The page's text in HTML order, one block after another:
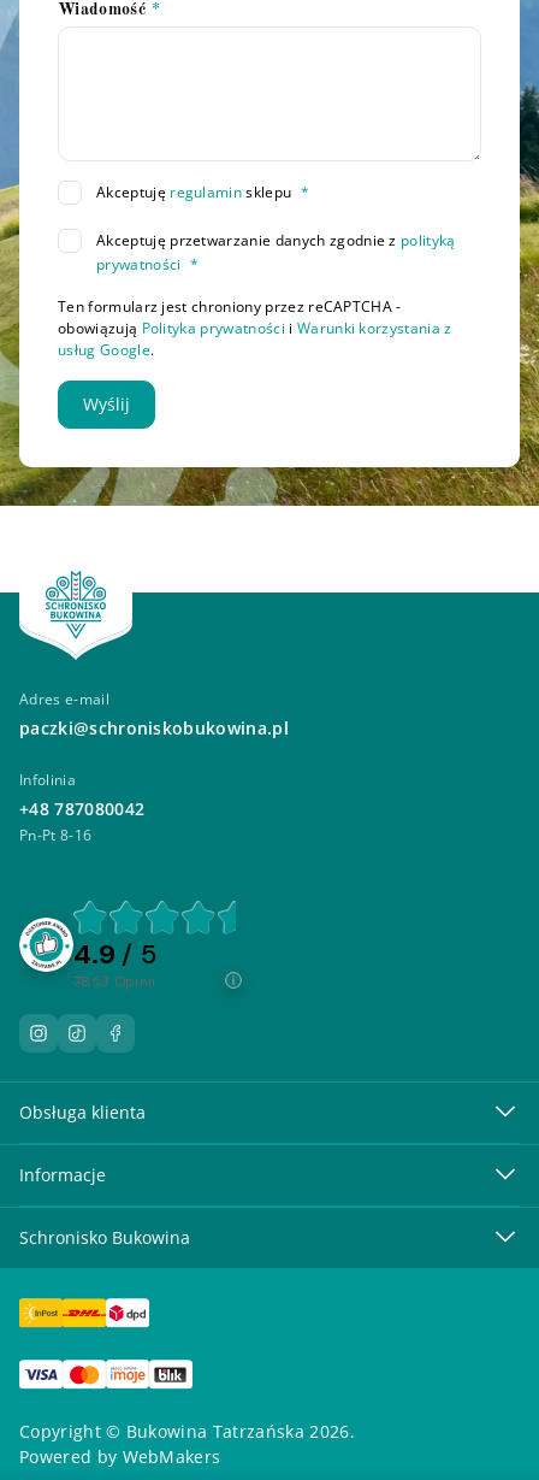
Wiadomość
Akceptuję regulaminsklepu *
Akceptuję przetwarzanie danych zgodnie z polityką
prywatności *
Ten formularz jest chroniony przez reCAPTCHA -
obowiązują Polityka prywatności i Warunki korzystania z
usług Google.
Wyślij
Adres e-mail
paczki@schroniskobukowina.pl
Infolinia
+48 787080042
Pn-Pt 8-16
4.9 / 5
7853 opinii
Obsługa klienta
Informacje
Schronisko Bukowina
Copyright © Bukowina Tatrzańska 2026.
Powered by WebMakers